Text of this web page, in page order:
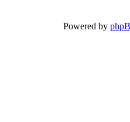
Powered by